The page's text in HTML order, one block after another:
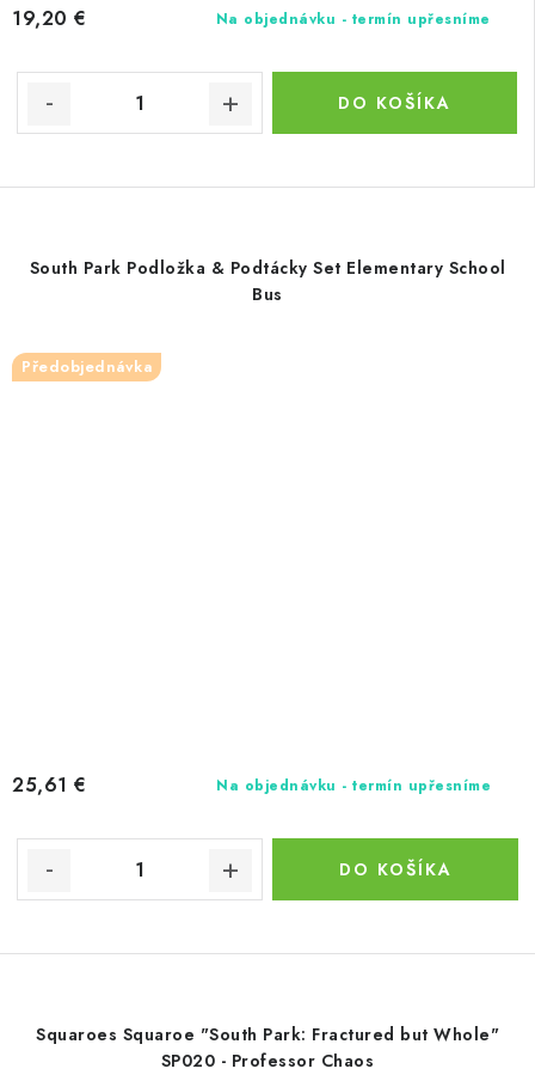
Na objednávku - termín upřesníme
19,20 €
DO KOŠÍKA
South Park Podložka & Podtácky Set Elementary School
Bus
Předobjednávka
Na objednávku - termín upřesníme
25,61 €
DO KOŠÍKA
Squaroes Squaroe "South Park: Fractured but Whole"
SP020 - Professor Chaos